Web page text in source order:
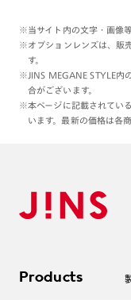
※当サイト内の文字・画像
※オプションレンズは、販
す。
※JINS MEGANE STYLE内
合がございます。
※本ページに記載されてい
います。最新の価格は各
Products